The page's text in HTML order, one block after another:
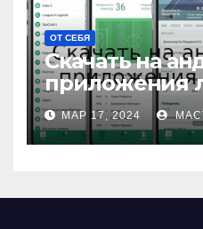
ОТ СЕБЯ
Скачать на
приложения
МАР 17, 2024